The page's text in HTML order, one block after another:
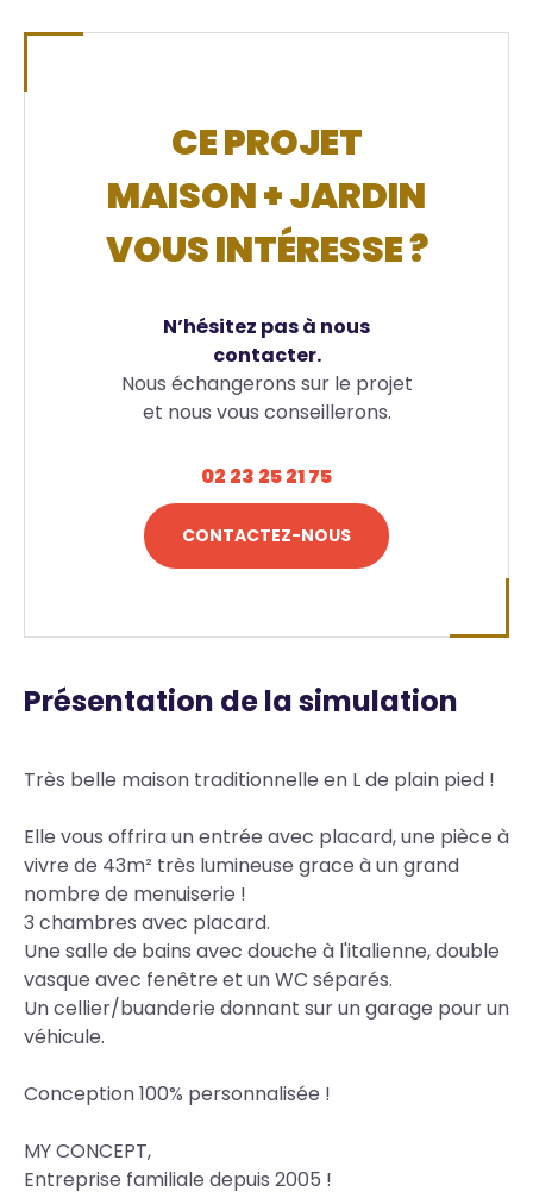
CE PROJET
MAISON + JARDIN
VOUS INTÉRESSE ?
N’hésitez pas à nous
contacter.
Nous échangerons sur le projet
et nous vous conseillerons.
02 23 25 21 75
CONTACTEZ-NOUS
Présentation de la simulation
Body
Très belle maison traditionnelle en L de plain pied !
Elle vous offrira un entrée avec placard, une pièce à
vivre de 43m² très lumineuse grace à un grand
nombre de menuiserie !
3 chambres avec placard.
Une salle de bains avec douche à l'italienne, double
vasque avec fenêtre et un WC séparés.
Un cellier/buanderie donnant sur un garage pour un
véhicule.
Conception 100% personnalisée !
MY CONCEPT,
Entreprise familiale depuis 2005 !